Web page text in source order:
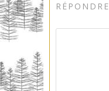
RÉPONDRE